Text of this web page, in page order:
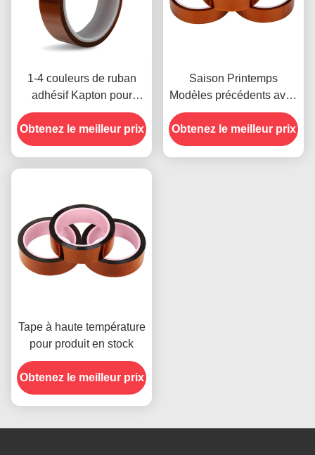
1-4 couleurs de ruban
adhésif Kapton pour
l'impression sur le devant
Obtenez le meilleur prix
Saison Printemps
Modèles précédents avec
résistance à l'humidité et
résistance au pelage de
2,5 N/25 mm
Obtenez le meilleur prix
Tape à haute température
pour produit en stock
Obtenez le meilleur prix